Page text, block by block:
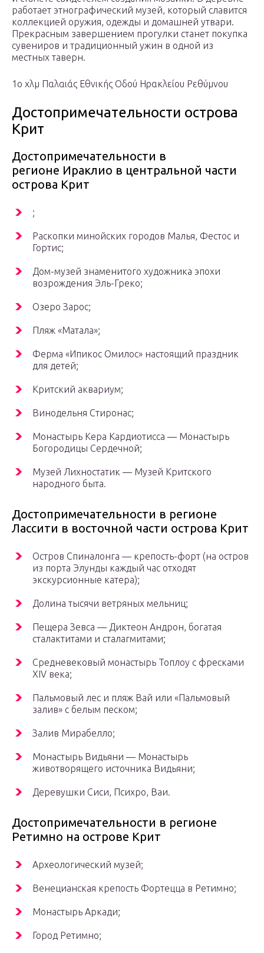
работает этнографический музей, который славится
коллекцией оружия, одежды и домашней утвари.
Прекрасным завершением прогулки станет покупка
сувениров и традиционный ужин в одной из
местных таверн.
1ο χλμ Παλαιάς Εθνικής Οδού Ηρακλείου Ρεθύμνου
Достопримечательности острова
Крит
Достопримечательности в
регионе Ираклио в центральной части
острова Крит
;
Раскопки минойских городов Малья, Фестос и
Гортис;
Дом-музей знаменитого художника эпохи
возрождения Эль-Греко;
Озеро Зарос;
Пляж «Матала»;
Ферма «Ипикос Омилос» настоящий праздник
для детей;
Критский аквариум;
Винодельня Стиронас;
Монастырь Кера Кардиотисса — Монастырь
Богородицы Сердечной;
Музей Лихностатик — Музей Критского
народного быта.
Достопримечательности в регионе
Лассити в восточной части острова Крит
Остров Спиналонга — крепость-форт (на остров
из порта Элунды каждый час отходят
экскурсионные катера);
Долина тысячи ветряных мельниц;
Пещера Зевса — Диктеон Андрон, богатая
сталактитами и сталагмитами;
Средневековый монастырь Топлоу с фресками
XIV века;
Пальмовый лес и пляж Вай или «Пальмовый
залив» с белым песком;
Залив Мирабелло;
Монастырь Видьяни — Монастырь
животворящего источника Видьяни;
Деревушки Сиси, Психро, Ваи.
Достопримечательности в регионе
Ретимно на острове Крит
Археологический музей;
Венецианская крепость Фортецца в Ретимно;
Монастырь Аркади;
Город Ретимно;